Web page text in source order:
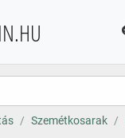
Szemétkosarak